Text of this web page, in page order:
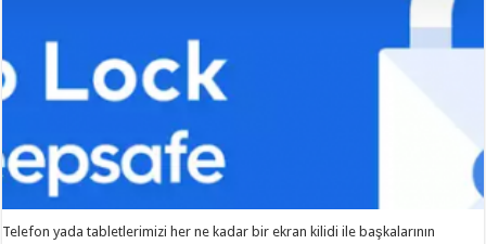
Telefon yada tabletlerimizi her ne kadar bir ekran kilidi ile başkalarının